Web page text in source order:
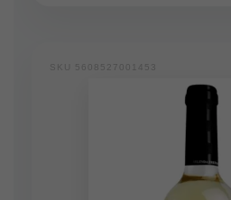
SKU 5608527001453